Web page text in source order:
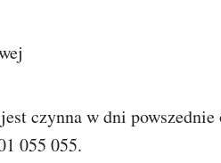
czynna w dni powszednie
055 055.